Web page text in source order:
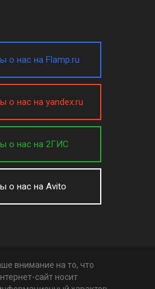
о нас на Flamp.ru
о нас на yandex.ru
о нас на 2ГИС
о нас на Avito
внимание на то, что
сайт носит